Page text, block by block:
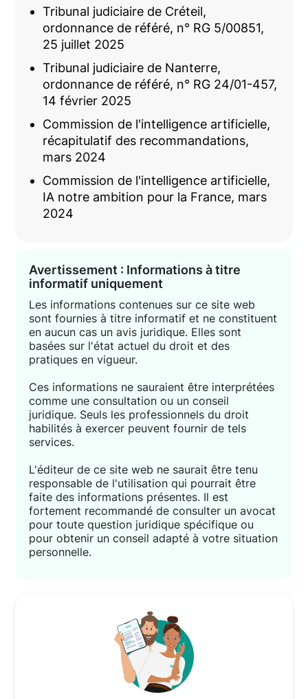
Tribunal judiciaire de Créteil,
ordonnance de référé, n° RG 5/00851,
25 juillet 2025
Tribunal judiciaire de Nanterre,
ordonnance de référé, n° RG 24/01-457,
14 février 2025
Commission de l'intelligence artificielle,
récapitulatif des recommandations,
mars 2024
Commission de l'intelligence artificielle,
IA notre ambition pour la France, mars
2024
Avertissement : Informations à titre
informatif uniquement
Les informations contenues sur ce site web
sont fournies à titre informatif et ne constituent
en aucun cas un avis juridique. Elles sont
basées sur l'état actuel du droit et des
pratiques en vigueur.
Ces informations ne sauraient être interprétées
comme une consultation ou un conseil
juridique. Seuls les professionnels du droit
habilités à exercer peuvent fournir de tels
services.
L'éditeur de ce site web ne saurait être tenu
responsable de l'utilisation qui pourrait être
faite des informations présentes. Il est
fortement recommandé de consulter un avocat
pour toute question juridique spécifique ou
pour obtenir un conseil adapté à votre situation
personnelle.